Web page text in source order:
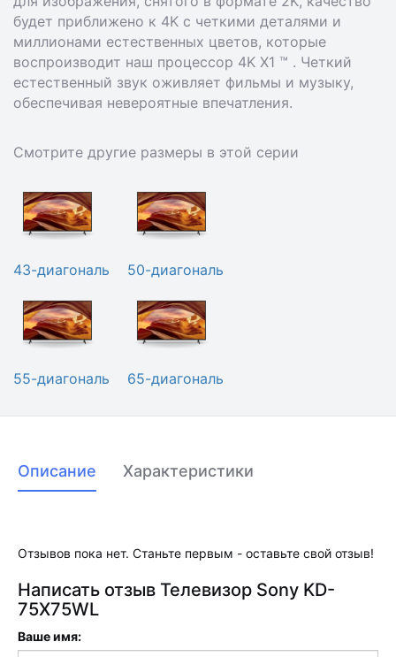
будет приближено к 4K с четкими деталями и
миллионами естественных цветов, которые
воспроизводит наш процессор 4K X1 ™ . Четкий
естественный звук оживляет фильмы и музыку,
обеспечивая невероятные впечатления.
Смотрите другие размеры в этой серии
43-диагональ 50-диагональ
55-диагональ 65-диагональ
Описание Характеристики
Отзывов пока нет. Станьте первым - оставьте свой отзыв!
Написать отзыв Телевизор Sony KD-
75X75WL
Ваше имя: